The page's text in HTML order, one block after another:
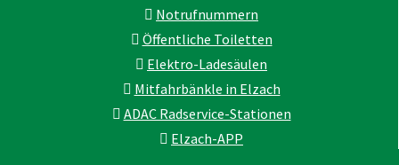
Notrufnummern
Öffentliche Toiletten
Elektro-Ladesäulen
Mitfahrbänkle in Elzach
ADAC Radservice-Stationen
Elzach-APP